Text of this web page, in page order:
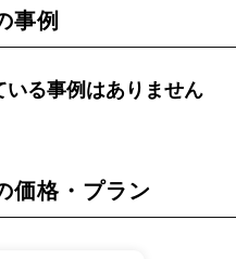
事例
いる事例はありません
価格・プラン